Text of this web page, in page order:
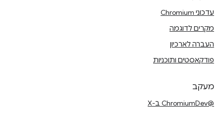
עדכוני Chromium
מקרים לדוגמה
העברה לארכיון
פודקאסטים ותוכניות
מעקב
@ChromiumDev ב-X